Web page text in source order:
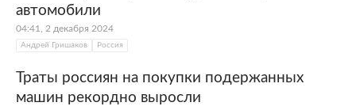
автомобили
04:41, 2 декабря 2024
Андрей Гришаков Россия
Траты россиян на покупки подержанных
машин рекордно выросли